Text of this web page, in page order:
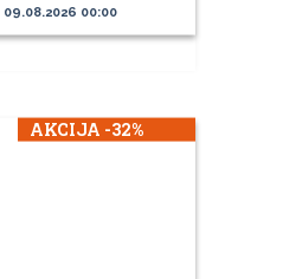
09.08.2026 00:00
AKCIJA -32%